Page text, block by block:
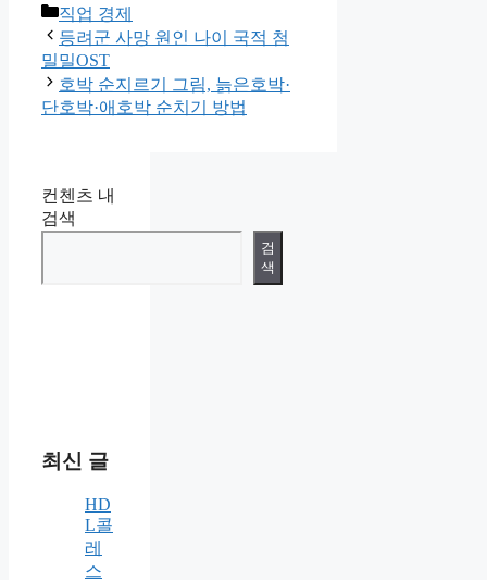
카
테
고
리
직업 경제
등려군 사망 원인 나이 국적 첨
밀밀OST
호박 순지르기 그림, 늙은호박·
단호박·애호박 순치기 방법
컨첸츠 내
검색
검
색
최신 글
HD
L콜
레
스